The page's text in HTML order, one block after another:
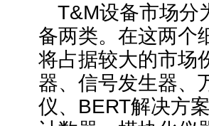
T&M设备市场分
备两类。在这两个
将占据较大的市场
器、信号发生器、
仪、BERT解决方